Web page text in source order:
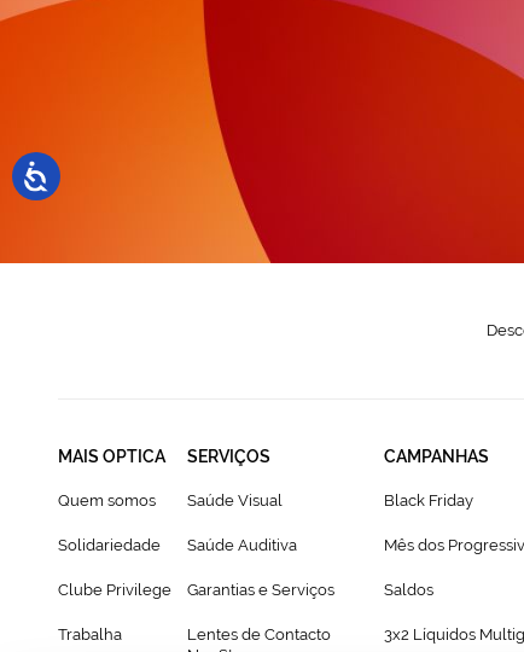
MAIS OPTICA
Quem somos
Solidariedade
Clube Privilege
Trabalha
SERVIÇOS
Saúde Visual
Saúde Auditiva
Garantias e Serviços
Lentes de Contacto
CAMPANHAS
Black Friday
Mês dos
Saldos
3x2 Líquidos